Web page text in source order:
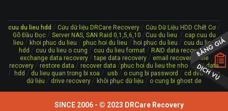
cuu du lieu hdd / Cứu dữ liệu DRCare Recovery/ Cứu Dữ Liệu HDD Chết Cơ/
Gõ Đầu Đọc/ Server NAS, SAN Raid 0,1,5,6,10 /Cuu du lieu / cap cuu du
lieu / khoi phuc du lieu / phuc hoi du lieu / hoi phuc du lieu / cuu du lieu
hdd / cuu du lieu o cung / cuu du lieu format / RAID data recovery/
exchange data recovery/tape data recovery/ email recovery /file
recovery / restore data / recover data /phuc hoi du lieu the nho / lost data
/ hdd / du lieu quan trong bi xoa / usb / o cung bi password / cd dvd/cứu
dữ liệu / drive recovery / khôi phục dữ liệu / o cung bi ghost de
SINCE 2006 - © 2023 DRCare Recovery